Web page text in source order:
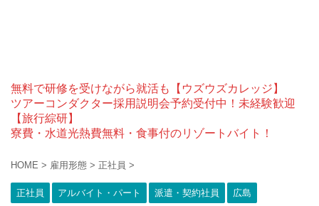
無料で研修を受けながら就活も【ウズウズカレッジ】
ツアーコンダクター採用説明会予約受付中！未経験歓迎
【旅行綜研】
寮費・水道光熱費無料・食事付のリゾートバイト！
HOME > 雇用形態 > 正社員 >
正社員 アルバイト・パート 派遣・契約社員 広島